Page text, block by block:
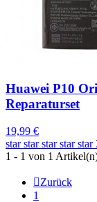
Huawei P10
Reparaturset
19,99 €
star star star star star
1 - 1 von 1
Zurück
1